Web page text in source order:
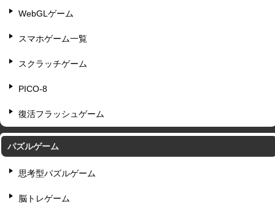
WebGLゲーム
スマホゲーム一覧
スクラッチゲーム
PICO-8
復活フラッシュゲーム
パズルゲーム
思考型パズルゲーム
脳トレゲーム